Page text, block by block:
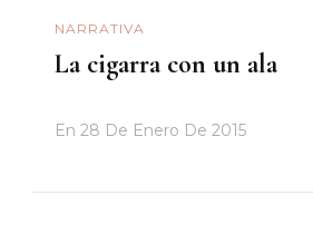
NARRATIVA
La cigarra con un ala
En 28 De Enero De 2015